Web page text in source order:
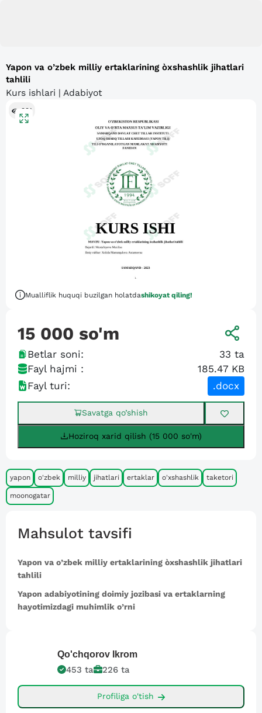
Yapon va o’zbek milliy ertaklarining òxshashlik jihatlari
tahlili
Kurs ishlari | Adabiyot
391
Mualliflik huquqi buzilgan holatdashikoyat qiling!
15 000 so'm
Betlar soni: 33 ta
Fayl hajmi :
185.47 KB
Fayl turi:
.docx
Savatga qo’shish
Hoziroq xarid qilish (15 000 so'm)
yapon o'zbek milliy jihatlari ertaklar o'xshashlik taketori
moonogatar
Mahsulot tavsifi
Yapon va o’zbek milliy ertaklarining òxshashlik jihatlari
tahlili
Yapon adabiyotining doimiy jozibasi va ertaklarning
hayotimizdagi muhimlik o’rni
Qo'chqorov Ikrom
453 ta 226 ta
Profiliga o'tish